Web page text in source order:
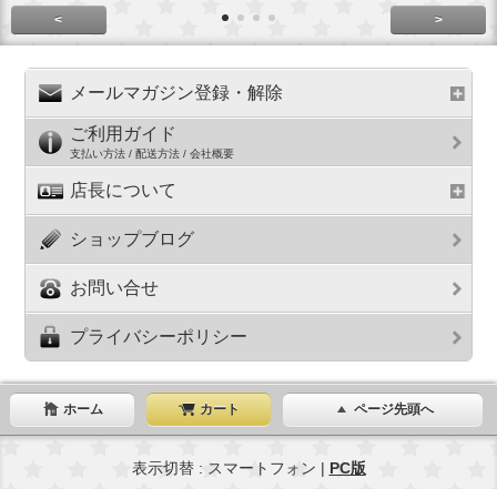
< >
メールマガジン登録・解除
ご利用ガイド
支払い方法 / 配送方法 / 会社概要
店長について
ショップブログ
お問い合せ
プライバシーポリシー
ホーム カート ページ先頭へ
表示切替 : スマートフォン | PC版